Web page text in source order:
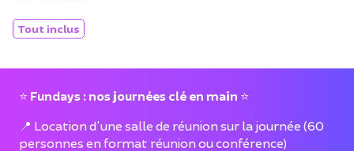
Tout inclus
⭐ Fundays : nos journées clé en main ⭐
📍 Location d'une salle de réunion sur la journée (60
personnes en format réunion ou conférence)